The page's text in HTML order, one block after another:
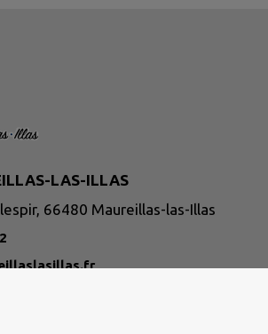
LAS-ILLAS
66480 Maureillas-las-Illas